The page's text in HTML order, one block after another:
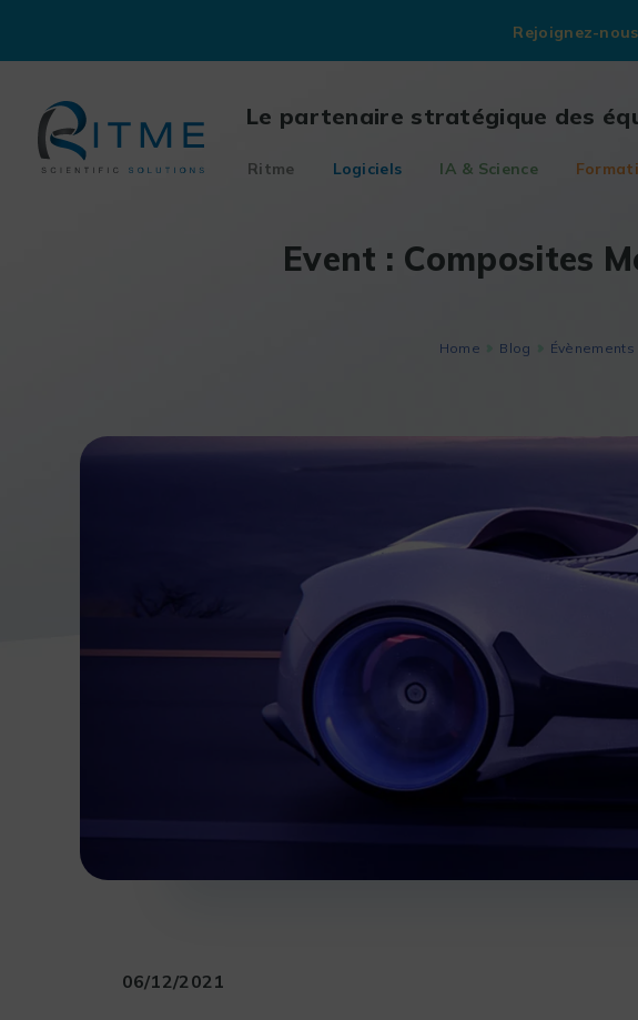
content
Rejoignez-
Le partenaire stratégique des
Ritme Logiciels IA & Science
Event : Composites
Home Blog Évènements
06/12/2021